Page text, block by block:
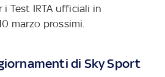
Test IRTA ufficiali in
marzo prossimi.
di Sky Sport